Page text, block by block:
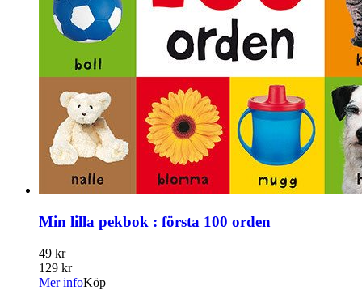
Min lilla pekbok : första 100 orden
49 kr
129 kr
Mer infoKöp